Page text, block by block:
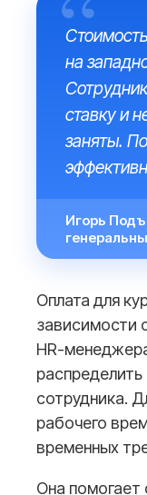
на
ставку и
заняты.
Игорь
Оплата для
зависимости
HR-
распределить
сотрудника.
рабочего
временных
Она помогает